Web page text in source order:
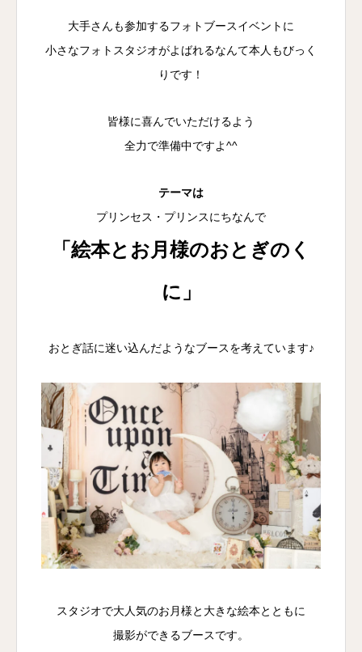
大手さんも参加するフォトブースイベントに
小さなフォトスタジオがよばれるなんて本人もびっく
りです！
皆様に喜んでいただけるよう
全力で準備中ですよ^^
テーマは
プリンセス・プリンスにちなんで
「絵本とお月様のおとぎのく
に」
おとぎ話に迷い込んだようなブースを考えています♪
スタジオで大人気のお月様と大きな絵本とともに
撮影ができるブースです。